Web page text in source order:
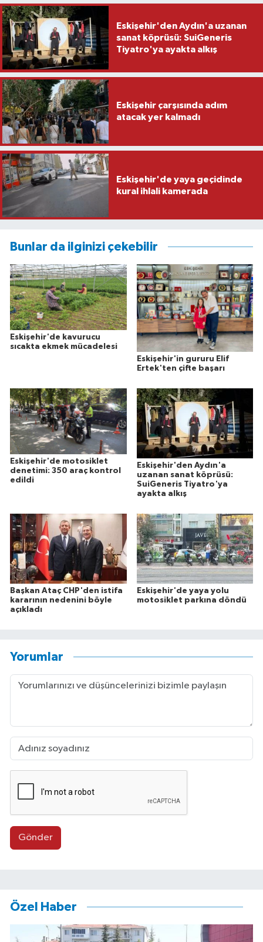
Eskişehir'den Aydın'a uzanan
sanat köprüsü: SuiGeneris
Tiyatro'ya ayakta alkış
Eskişehir çarşısında adım
atacak yer kalmadı
Eskişehir'de yaya geçidinde
kural ihlali kamerada
Bunlar da ilginizi çekebilir
Eskişehir'de kavurucu
sıcakta ekmek mücadelesi
Eskişehir'in gururu Elif
Ertek'ten çifte başarı
Eskişehir'de motosiklet
denetimi: 350 araç kontrol
edildi
Eskişehir'den Aydın'a
uzanan sanat köprüsü:
SuiGeneris Tiyatro'ya
ayakta alkış
Başkan Ataç CHP'den istifa
kararının nedenini böyle
açıkladı
Eskişehir'de yaya yolu
motosiklet parkına döndü
Yorumlar
Gönder
Özel Haber